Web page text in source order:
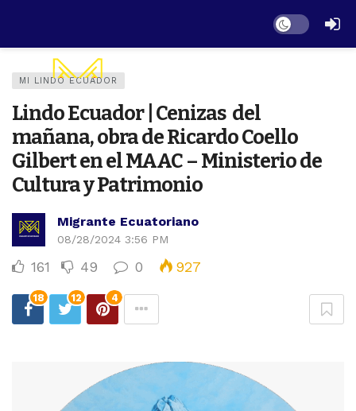
Dark mode
MI LINDO ECUADOR
Lindo Ecuador | Cenizas del
mañana, obra de Ricardo Coello
Gilbert en el MAAC – Ministerio de
Cultura y Patrimonio
Migrante Ecuatoriano
08/28/2024 3:56 PM
161 49 0 927
18 12 4